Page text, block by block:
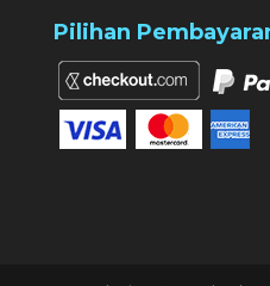
Pilihan